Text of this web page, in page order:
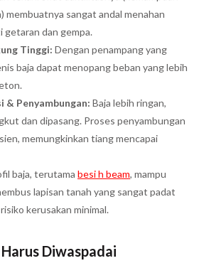
membuatnya sangat andal menahan
getaran dan gempa.
Tinggi: Dengan penampang yang
baja dapat menopang beban yang lebih
& Penyambungan: Baja lebih ringan,
dan dipasang. Proses penyambungan
memungkinkan tiang mencapai
baja, terutama besi h beam, mampu
lapisan tanah yang sangat padat
kerusakan minimal.
Diwaspadai